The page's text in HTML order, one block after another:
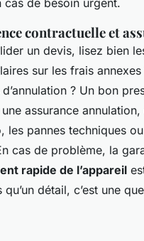
de besoin urgent.
contractuelle et
un devis, lisez bien
sur les frais annexes
? Un bon
assurance
les pannes techniques
cas de problème, la
rapide de l’appareil
qu’un détail, c’est une